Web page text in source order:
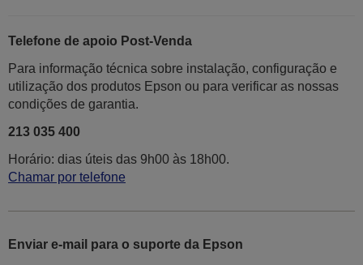
Telefone de apoio Post-Venda
Para informação técnica sobre instalação, configuração e
utilização dos produtos Epson ou para verificar as nossas
condições de garantia.
213 035 400
Horário: dias úteis das 9h00 às 18h00.
Chamar por telefone
Enviar e-mail para o suporte da Epson